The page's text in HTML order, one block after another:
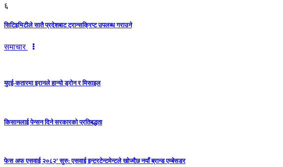
६
सिटिइभिटीले सातै प्रदेशबाट ट्रान्सक्रिप्ट उपलब्ध गराउने
समाचार
युएई-कतारमा इरानले हान्यो ड्रोन र मिसाइल
किसानलाई पेन्सन दिने सरकारको प्रतिबद्धता
फेस अफ एसवाई २०८२’ सुरु: एसवाई इन्टरटेन्टमेन्टले खोज्दैछ नयाँ ब्रान्ड एम्बेसडर